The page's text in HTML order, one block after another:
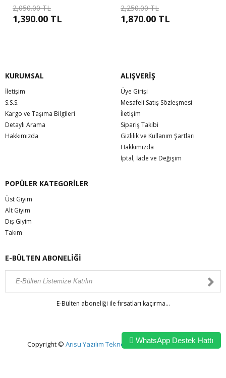
2,050.00 TL
1,390.00 TL
2,250.00 TL
1,870.00 TL
KURUMSAL
İletişim
S.S.S.
Kargo ve Taşıma Bilgileri
Detaylı Arama
Hakkımızda
ALIŞVERİŞ
Üye Girişi
Mesafeli Satış Sözleşmesi
İletişim
Sipariş Takibi
Gizlilik ve Kullanım Şartları
Hakkımızda
İptal, İade ve Değişim
POPÜLER KATEGORİLER
Üst Giyim
Alt Giyim
Dış Giyim
Takım
E-BÜLTEN ABONELİĞİ
E-Bülten aboneliği ile fırsatları kaçırma...
Copyright © Arısu Yazılım TeknolojileriAll Right Reserved
WhatsApp Destek Hattı